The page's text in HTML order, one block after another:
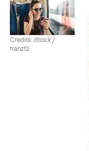
Credits: iStock /
franz12